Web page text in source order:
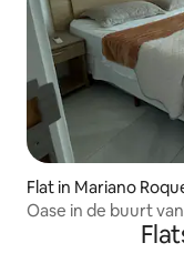
Flat in Mariano
Oase in de buurt